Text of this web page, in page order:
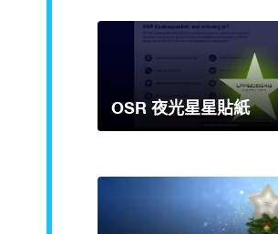
OSR 夜光星星貼紙